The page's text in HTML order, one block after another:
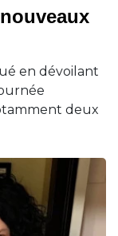
en dévoilant
deux